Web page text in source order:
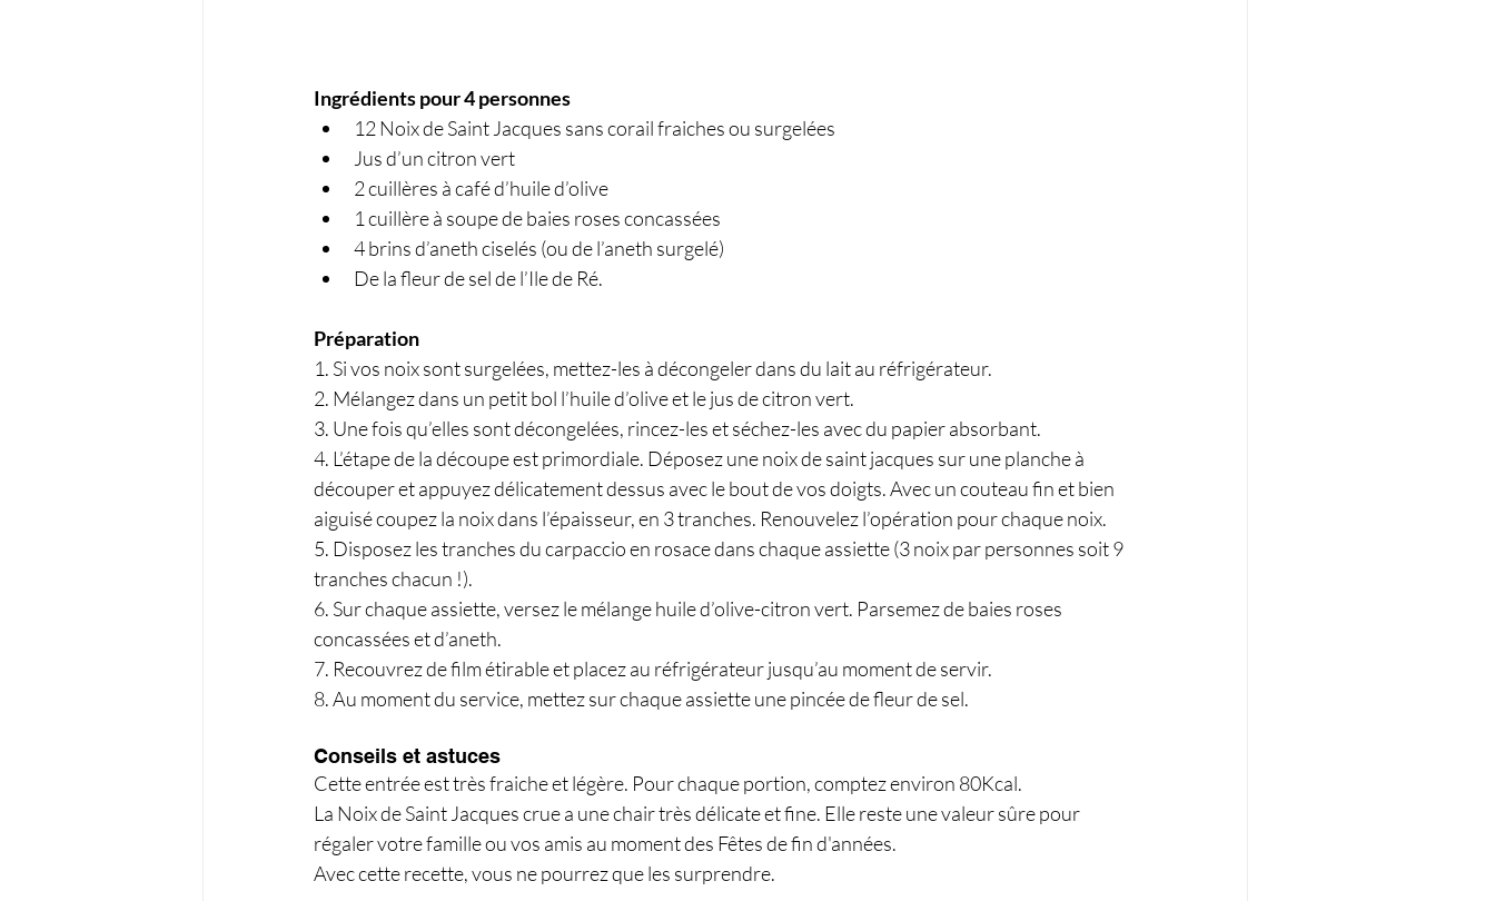
Ingrédients pour 4 personnes
12 Noix de Saint Jacques sans corail fraiches ou surgelées
Jus d’un citron vert
2 cuillères à café d’huile d’olive
1 cuillère à soupe de baies roses concassées
4 brins d’aneth ciselés (ou de l’aneth surgelé)
De la fleur de sel de l’Ile de Ré.
Préparation
1. Si vos noix sont surgelées, mettez-les à décongeler dans du lait au réfrigérateur.
2. Mélangez dans un petit bol l’huile d’olive et le jus de citron vert.
3. Une fois qu’elles sont décongelées, rincez-les et séchez-les avec du papier absorbant.
4. L’étape de la découpe est primordiale. Déposez une noix de saint jacques sur une planche à
découper et appuyez délicatement dessus avec le bout de vos doigts. Avec un couteau fin et bien
aiguisé coupez la noix dans l’épaisseur, en 3 tranches. Renouvelez l’opération pour chaque noix.
5. Disposez les tranches du carpaccio en rosace dans chaque assiette (3 noix par personnes soit 9
tranches chacun !).
6. Sur chaque assiette, versez le mélange huile d’olive-citron vert. Parsemez de baies roses
concassées et d’aneth.
7. Recouvrez de film étirable et placez au réfrigérateur jusqu’au moment de servir.
8. Au moment du service, mettez sur chaque assiette une pincée de fleur de sel.
Conseils et astuces
Cette entrée est très fraiche et légère. Pour chaque portion, comptez environ 80Kcal.
La Noix de Saint Jacques crue a une chair très délicate et fine. Elle reste une valeur sûre pour
régaler votre famille ou vos amis au moment des Fêtes de fin d'années.
Avec cette recette, vous ne pourrez que les surprendre.